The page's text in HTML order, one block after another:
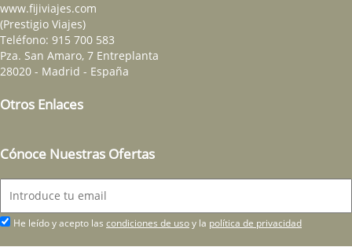
www.fijiviajes.com
(Prestigio Viajes)
Teléfono: 915 700 583
Pza. San Amaro, 7 Entreplanta
28020 - Madrid - España
Otros Enlaces
Cónoce Nuestras Ofertas
He leído y acepto las condiciones de usoy la política de privacidad